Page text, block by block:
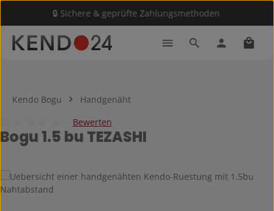
Zum Hauptinhalt springen
🔒 Sichere & geprüfte Zahlungsmethoden
Kendo Bogu Handgenäht
Durchschnittliche Bewertung von 0 von 5 Sternen
Bewerten
Bogu 1.5 bu TEZASHI
Bildergalerie überspringen